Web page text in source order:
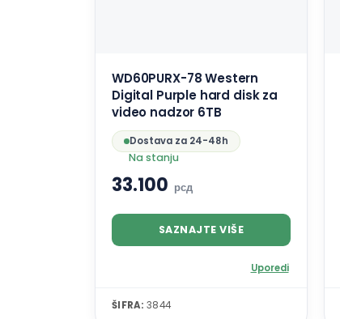
WD60PURX-78 Western
Digital Purple hard disk za
video nadzor 6TB
Dostava za 24-48h
Na stanju
33.100 рсд
SAZNAJTE VIŠE
Uporedi
ŠIFRA: 3844